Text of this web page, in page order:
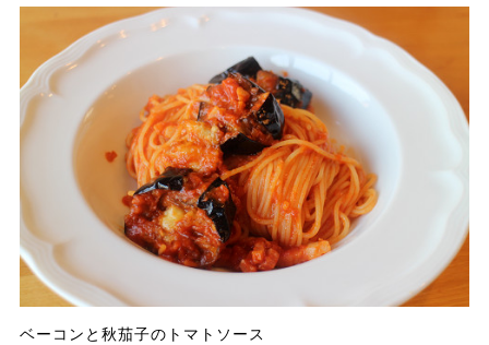
ベーコンと秋茄子のトマトソース